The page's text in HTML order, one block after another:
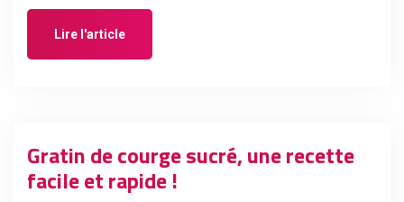
Lire l'article
Gratin de courge sucré, une recette
facile et rapide !